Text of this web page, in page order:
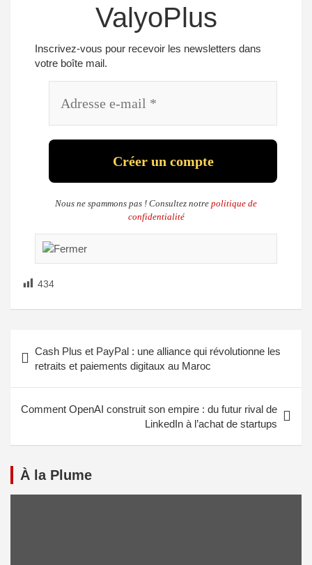
ValyoPlus
Inscrivez-vous pour recevoir les newsletters dans
votre boîte mail.
Nous ne spammons pas ! Consultez notre politique de
confidentialité
434
Cash Plus et PayPal : une alliance qui révolutionne les
retraits et paiements digitaux au Maroc
Comment OpenAI construit son empire : du futur rival de
LinkedIn à l’achat de startups
À la Plume